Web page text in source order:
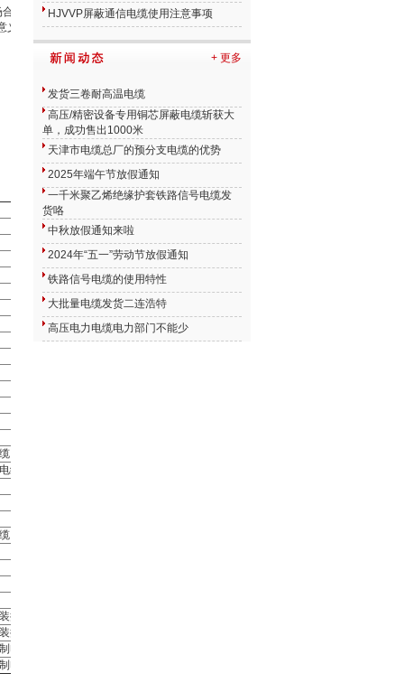
。产品执行GB9330-88国家标
义敷设在市内、电缆沟、管道、直
缆
控制电缆
控制软电缆
电缆
电缆
HJVVP屏蔽通信电缆使用注意事项
+ 更多
发货三卷耐高温电缆
高压/精密设备专用铜芯屏蔽电缆斩获大
单，成功售出1000米
天津市电缆总厂的预分支电缆的优势
2025年端午节放假通知
一千米聚乙烯绝缘护套铁路信号电缆发
货咯
中秋放假通知来啦
2024年“五一”劳动节放假通知
铁路信号电缆的使用特性
大批量电缆发货二连浩特
高压电力电缆电力部门不能少